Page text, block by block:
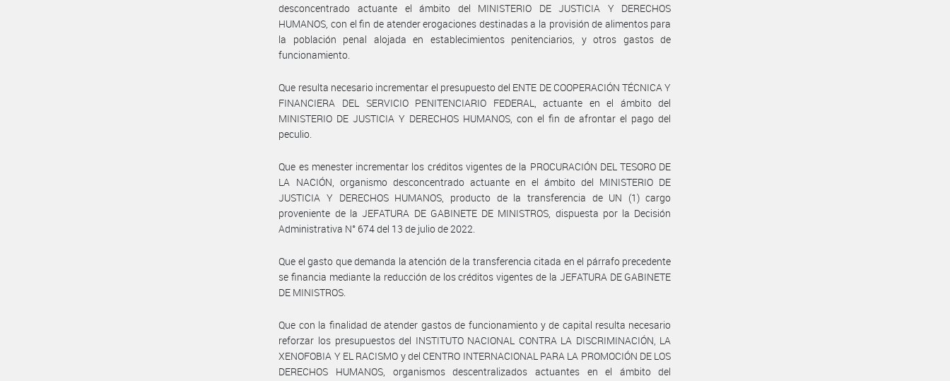
desconcentrado actuante el ámbito del MINISTERIO DE JUSTICIA Y DERECHOS
HUMANOS, con el fin de atender erogaciones destinadas a la provisión de alimentos para
la población penal alojada en establecimientos penitenciarios, y otros gastos de
funcionamiento.
Que resulta necesario incrementar el presupuesto del ENTE DE COOPERACIÓN TÉCNICA Y
FINANCIERA DEL SERVICIO PENITENCIARIO FEDERAL, actuante en el ámbito del
MINISTERIO DE JUSTICIA Y DERECHOS HUMANOS, con el fin de afrontar el pago del
peculio.
Que es menester incrementar los créditos vigentes de la PROCURACIÓN DEL TESORO DE
LA NACIÓN, organismo desconcentrado actuante en el ámbito del MINISTERIO DE
JUSTICIA Y DERECHOS HUMANOS, producto de la transferencia de UN (1) cargo
proveniente de la JEFATURA DE GABINETE DE MINISTROS, dispuesta por la Decisión
Administrativa N° 674 del 13 de julio de 2022.
Que el gasto que demanda la atención de la transferencia citada en el párrafo precedente
se financia mediante la reducción de los créditos vigentes de la JEFATURA DE GABINETE
DE MINISTROS.
Que con la finalidad de atender gastos de funcionamiento y de capital resulta necesario
reforzar los presupuestos del INSTITUTO NACIONAL CONTRA LA DISCRIMINACIÓN, LA
XENOFOBIA Y EL RACISMO y del CENTRO INTERNACIONAL PARA LA PROMOCIÓN DE LOS
DERECHOS HUMANOS, organismos descentralizados actuantes en el ámbito del